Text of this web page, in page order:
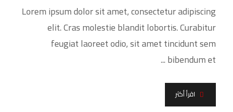
Lorem ipsum dolor sit amet, consectetur adipiscing
elit. Cras molestie blandit lobortis. Curabitur
feugiat laoreet odio, sit amet tincidunt sem
bibendum et ...
اقرأ أكثر